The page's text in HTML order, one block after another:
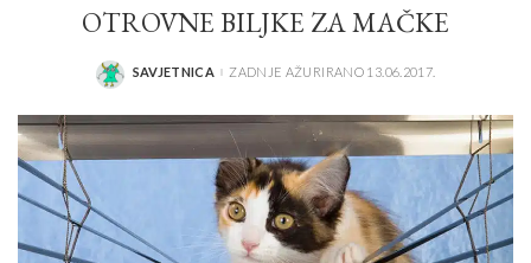
OTROVNE BILJKE ZA MAČKE
POSTED
SAVJETNICA ZADNJE AŽURIRANO 13.06.2017.